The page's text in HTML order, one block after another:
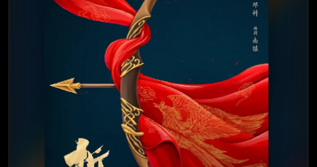
夸克网盘
搜盘王
迅雷网盘